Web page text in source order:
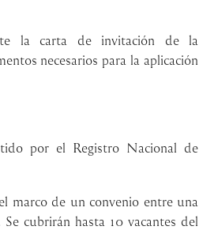
la carta de invitación de la
necesarios para la aplicación
por el Registro Nacional de
marco de un convenio entre una
cubrirán hasta 10 vacantes del